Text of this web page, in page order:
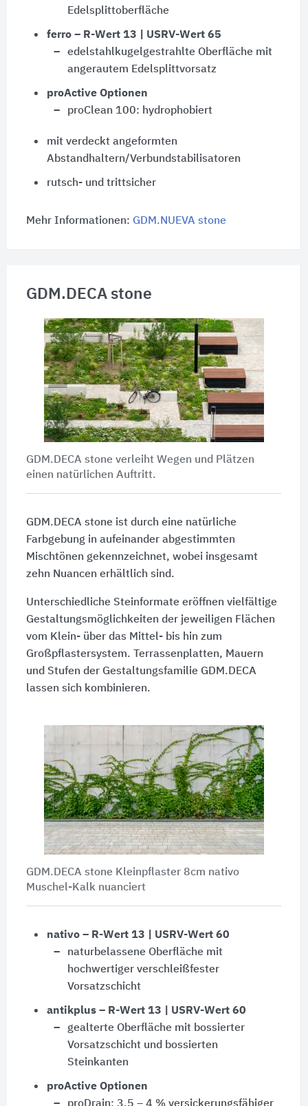
Edelsplittoberfläche
ferro – R-Wert 13 | USRV-Wert 65
edelstahlkugelgestrahlte Oberfläche mit
angerautem Edelsplittvorsatz
proActive Optionen
proClean 100: hydrophobiert
mit verdeckt angeformten
Abstandhaltern/Verbundstabilisatoren
rutsch- und trittsicher
Mehr Informationen: GDM.NUEVA stone
GDM.DECA stone
GDM.DECA stone verleiht Wegen und Plätzen
einen natürlichen Auftritt.
GDM.DECA stone ist durch eine natürliche
Farbgebung in aufeinander abgestimmten
Mischtönen gekennzeichnet, wobei insgesamt
zehn Nuancen erhältlich sind.
Unterschiedliche Steinformate eröffnen vielfältige
Gestaltungsmöglichkeiten der jeweiligen Flächen
vom Klein- über das Mittel- bis hin zum
Großpflastersystem. Terrassenplatten, Mauern
und Stufen der Gestaltungsfamilie GDM.DECA
lassen sich kombinieren.
GDM.DECA stone Kleinpflaster 8cm nativo
Muschel-Kalk nuanciert
nativo – R-Wert 13 | USRV-Wert 60
naturbelassene Oberfläche mit
hochwertiger verschleißfester
Vorsatzschicht
antikplus – R-Wert 13 | USRV-Wert 60
gealterte Oberfläche mit bossierter
Vorsatzschicht und bossierten
Steinkanten
proActive Optionen